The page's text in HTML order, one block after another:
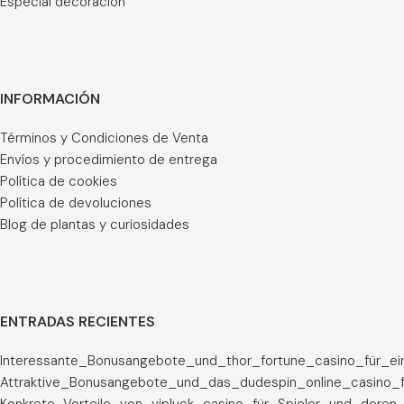
INFORMACIÓN
Términos y Condiciones de Venta
Envíos y procedimiento de entrega
Política de cookies
Política de devoluciones
Blog de plantas y curiosidades
ENTRADAS RECIENTES